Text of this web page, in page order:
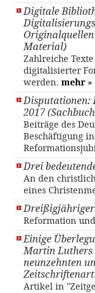
Digitale
Material)
Zahlreiche
digitalisierter
werden. mehr »
Disputationen:
2017
Beiträge des
Beschäftigung
Drei
An den
eines
Reformation
Einige
Martin Luthers
neunzehnten
Artikel in